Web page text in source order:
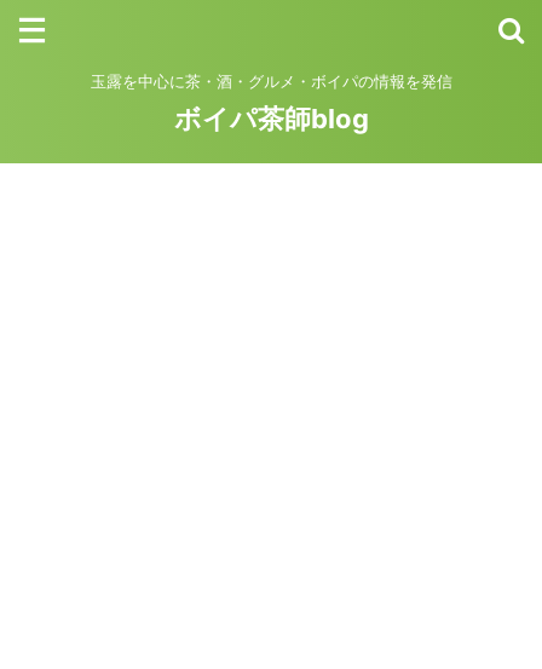
玉露を中心に茶・酒・グルメ・ボイパの情報を発信
ボイパ茶師blog